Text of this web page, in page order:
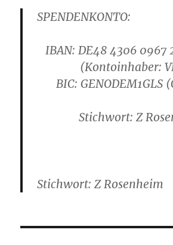
SPENDENKONTO:
IBAN: DE48 4306 0967
(Kontoinhaber:
BIC: GENODEM1GLS
Stichwort: Z
Stichwort: Z Rosenheim